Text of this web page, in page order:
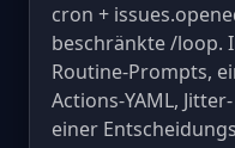
cron +
beschränkte /loop.
Routine-Prompts,
Actions-YAML,
einer